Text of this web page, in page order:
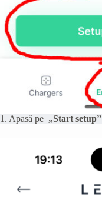
1. Apasă pe „Start setup”